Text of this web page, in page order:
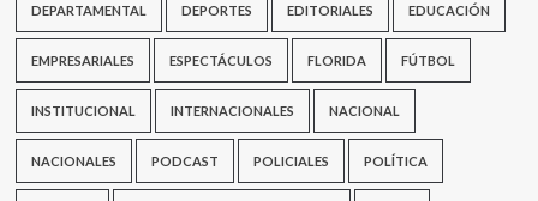
DEPARTAMENTAL DEPORTES EDITORIALES EDUCACIÓN
EMPRESARIALES ESPECTÁCULOS FLORIDA FÚTBOL
INSTITUCIONAL INTERNACIONALES NACIONAL
NACIONALES PODCAST POLICIALES POLÍTICA